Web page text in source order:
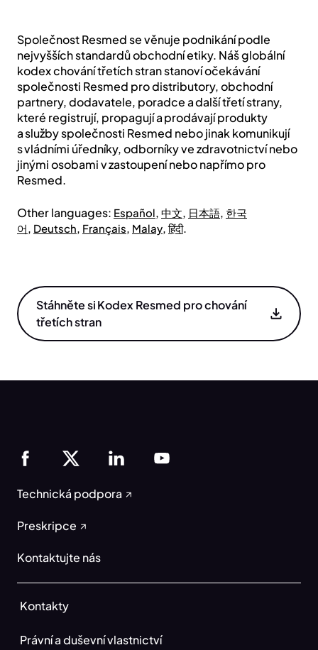
Společnost Resmed se věnuje podnikání podle
nejvyšších standardů obchodní etiky. Náš globální
kodex chování třetích stran stanoví očekávání
společnosti Resmed pro distributory, obchodní
partnery, dodavatele, poradce a další třetí strany,
které registrují, propagují a prodávají produkty
a služby společnosti Resmed nebo jinak komunikují
s vládními úředníky, odborníky ve zdravotnictví nebo
jinými osobami v zastoupení nebo napřímo pro
Resmed.
Other languages: Español, 中文, 日本語, 한국
어, Deutsch, Français, Malay,हिंदी.
Stáhněte si Kodex Resmed pro chování
třetích stran
Technická podpora
Preskripce
Kontaktujte nás
Kontakty
Právní a duševní vlastnictví